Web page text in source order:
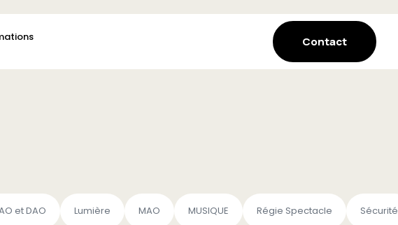
Contact
et DAO Lumière MAO MUSIQUE Régie Spectacle Sécurité